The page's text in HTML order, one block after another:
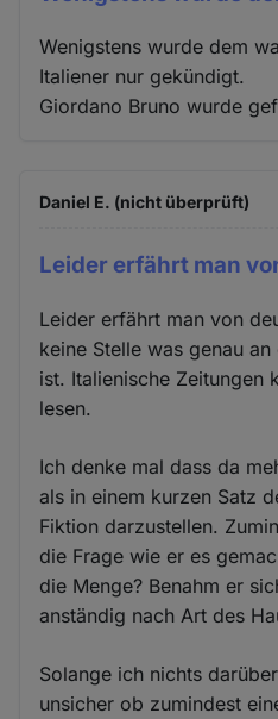
Wenigstens wurde dem
Italiener nur gekündigt.
Giordano Bruno wurde
Daniel E. (nicht überprüft)
Leider erfährt man
Leider erfährt man von
keine Stelle was genau
ist. Italienische Zeitungen
lesen.
Ich denke mal dass da
als in einem kurzen Satz
Fiktion darzustellen.
die Frage wie er es
die Menge? Benahm er
anständig nach Art des
Solange ich nichts
unsicher ob zumindest